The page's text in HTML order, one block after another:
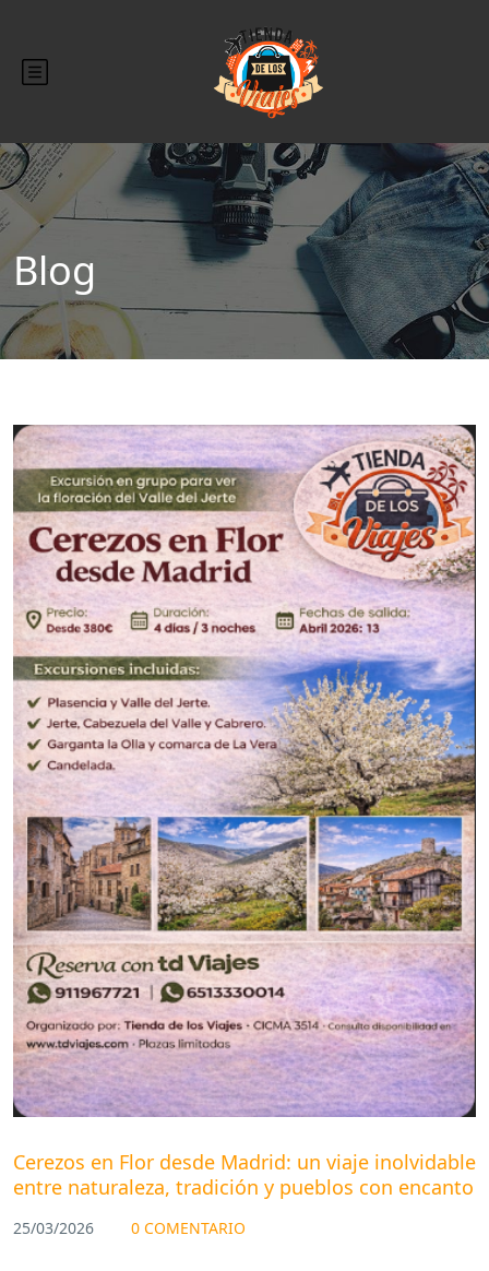
Blog
Blog
Cerezos en Flor desde Madrid: un viaje inolvidable
entre naturaleza, tradición y pueblos con encanto
25/03/2026 0 COMENTARIO